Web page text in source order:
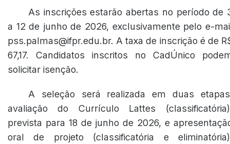
As inscrições estarão abertas no período de
a 12 de junho de 2026, exclusivamente pelo e-
pss.palmas@ifpr.edu.br. A taxa de inscrição é de
67,17. Candidatos inscritos no CadÚnico
solicitar isenção.
A seleção será realizada em duas
avaliação do Currículo Lattes
prevista para 18 de junho de 2026, e
oral de projeto (classificatória e